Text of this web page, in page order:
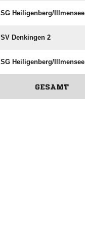
SG Heiligenberg/​Illmensee
SV Denkingen 2
SG Heiligenberg/​Illmensee
GESAMT